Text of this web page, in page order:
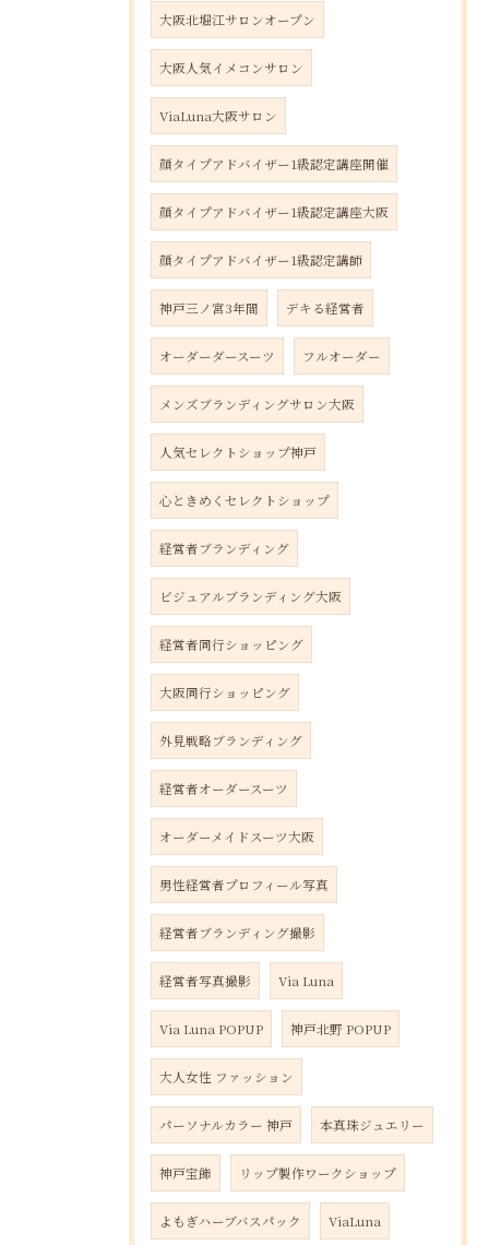
大阪北堀江サロンオープン
大阪人気イメコンサロン
ViaLuna大阪サロン
顔タイプアドバイザー1級認定講座開催
顔タイプアドバイザー1級認定講座大阪
顔タイプアドバイザー1級認定講師
神戸三ノ宮3年間 デキる経営者
オーダーダースーツ フルオーダー
メンズブランディングサロン大阪
人気セレクトショップ神戸
心ときめくセレクトショップ
経営者ブランディング
ビジュアルブランディング大阪
経営者同行ショッピング
大阪同行ショッピング
外見戦略ブランディング
経営者オーダースーツ
オーダーメイドスーツ大阪
男性経営者プロフィール写真
経営者ブランディング撮影
経営者写真撮影 Via Luna
Via Luna POPUP 神戸北野 POPUP
大人女性 ファッション
パーソナルカラー 神戸 本真珠ジュエリー
神戸宝飾 リップ製作ワークショップ
よもぎハーブバスパック ViaLuna